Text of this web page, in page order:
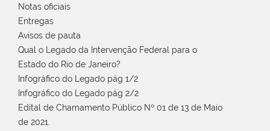
Notas oficiais
Entregas
Avisos de pauta
Qual o Legado da Intervenção Federal para o
Estado do Rio de Janeiro?
Infográfico do Legado pág 1/2
Infográfico do Legado pág 2/2
Edital de Chamamento Público Nº 01 de 13 de Maio
de 2021.